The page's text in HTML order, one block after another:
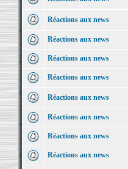
Réactions aux news
Réactions aux news
Réactions aux news
Réactions aux news
Réactions aux news
Réactions aux news
Réactions aux news
Réactions aux news